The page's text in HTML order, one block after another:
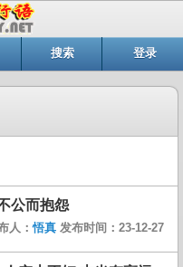
搜索 登录
公而抱怨
人：悟真 发布时间：23-12-27